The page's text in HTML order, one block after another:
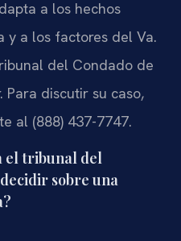
a los hechos
y a los factores del Va.
del Condado de
Para discutir su caso,
al (888) 437-7747.
el tribunal del
sobre una